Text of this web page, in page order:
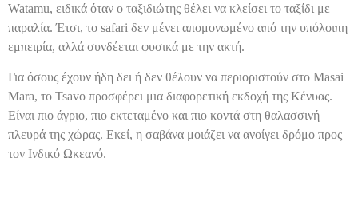
Watamu, ειδικά όταν ο ταξιδιώτης θέλει να κλείσει το ταξίδι με
παραλία. Έτσι, το safari δεν μένει απομονωμένο από την υπόλοιπη
εμπειρία, αλλά συνδέεται φυσικά με την ακτή.
Για όσους έχουν ήδη δει ή δεν θέλουν να περιοριστούν στο Masai
Mara, το Tsavo προσφέρει μια διαφορετική εκδοχή της Κένυας.
Είναι πιο άγριο, πιο εκτεταμένο και πιο κοντά στη θαλασσινή
πλευρά της χώρας. Εκεί, η σαβάνα μοιάζει να ανοίγει δρόμο προς
τον Ινδικό Ωκεανό.